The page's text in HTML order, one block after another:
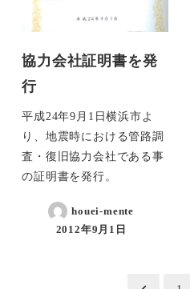
協力会社証明書を発
行
平成24年9月1日横浜市よ
り、地震時における管路調
査・復旧協力会社である事
の証明書を発行。
houei-mente
2012年9月1日